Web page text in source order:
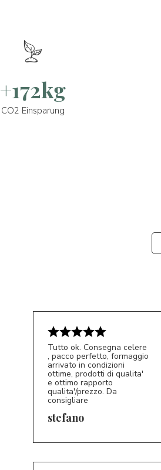
+172kg
CO2 Einsparung
S*
Tutto ok. Consegna celere
, pacco perfetto, formaggio
arrivato in condizioni
ottime, prodotti di qualita'
e ottimo rapporto
qualita'/prezzo. Da
consigliare
stefano